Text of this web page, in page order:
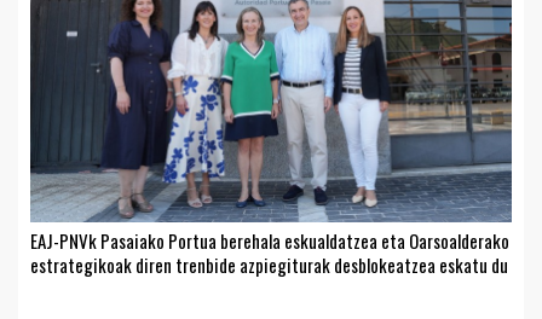
EAJ-PNVk Pasaiako Portua berehala eskualdatzea eta Oarsoalderako
estrategikoak diren trenbide azpiegiturak desblokeatzea eskatu du